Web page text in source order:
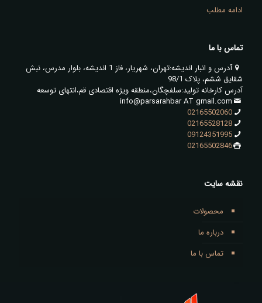
ادامه مطلب
تماس با ما
آدرس و انبار اندیشه:تهران، شهریار، فاز 1 اندیشه، بلوار مدرس، نبش
شقایق ششم، پلاک 98/1
آدرس کارخانه تولید:سلفچگان،منطقه ویژه اقتصادی قم،انتهای توسعه
info@parsarahbar AT gmail.com
02165502060
02165528128
09124351995
02165502846
نقشه سایت
محصولات
درباره ما
تماس با ما